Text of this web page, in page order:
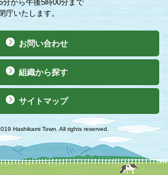
から午後5時00分まで
いたします。
お問い合わせ
組織から探す
サイトマップ
Hashikami Town. All rights reserved.